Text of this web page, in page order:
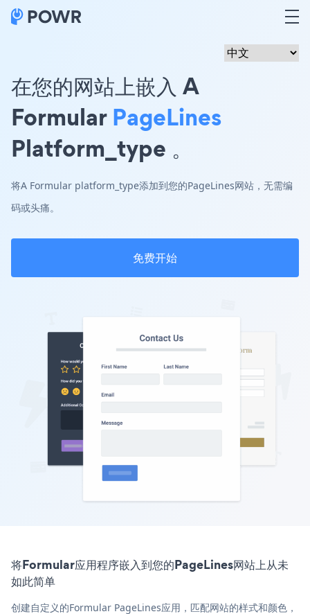
在您的网站上嵌入 A
FormularPageLines
Platform_type 。
将A Formular platform_type添加到您的PageLines网站，无需编
码或头痛。
免费开始
将Formular应用程序嵌入到您的PageLines网站上从未
如此简单
创建自定义的Formular PageLines应用，匹配网站的样式和颜色，